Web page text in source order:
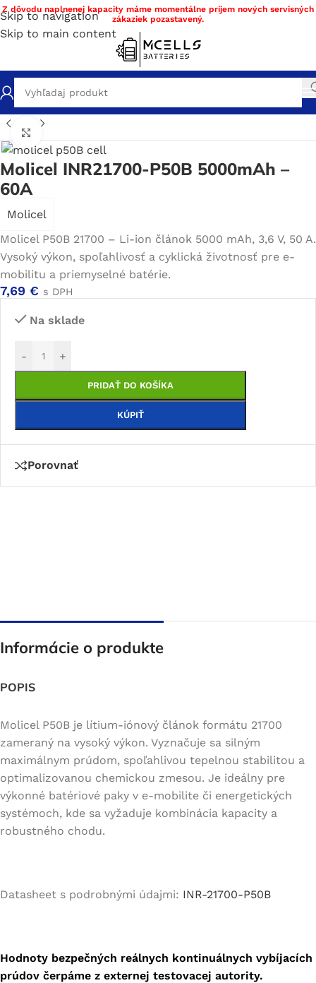
Skip to navigation
Skip to main content
Z dôvodu naplnenej kapacity máme momentálne príjem nových servisných
zákaziek pozastavený.
/Obchod/Nabíjateľné batérie/Li-ion/Li-ion články 21700
Molicel INR21700-P50B 5000mAh –
60A
Molicel
Molicel P50B 21700 – Li-ion článok 5000 mAh, 3,6 V, 50 A.
Vysoký výkon, spoľahlivosť a cyklická životnosť pre e-
mobilitu a priemyselné batérie.
7,69 € s DPH
Na sklade
- +
PRIDAŤ DO KOŠÍKA
KÚPIŤ
Porovnať
Informácie o produkte
POPIS
Molicel P50B je lítium-iónový článok formátu 21700
zameraný na vysoký výkon. Vyznačuje sa silným
maximálnym prúdom, spoľahlivou tepelnou stabilitou a
optimalizovanou chemickou zmesou. Je ideálny pre
výkonné batériové paky v e-mobilite či energetických
systémoch, kde sa vyžaduje kombinácia kapacity a
robustného chodu.
Datasheet s podrobnými údajmi: INR-21700-P50B
Hodnoty bezpečných reálnych kontinuálnych vybíjacích
prúdov čerpáme z externej testovacej autority.